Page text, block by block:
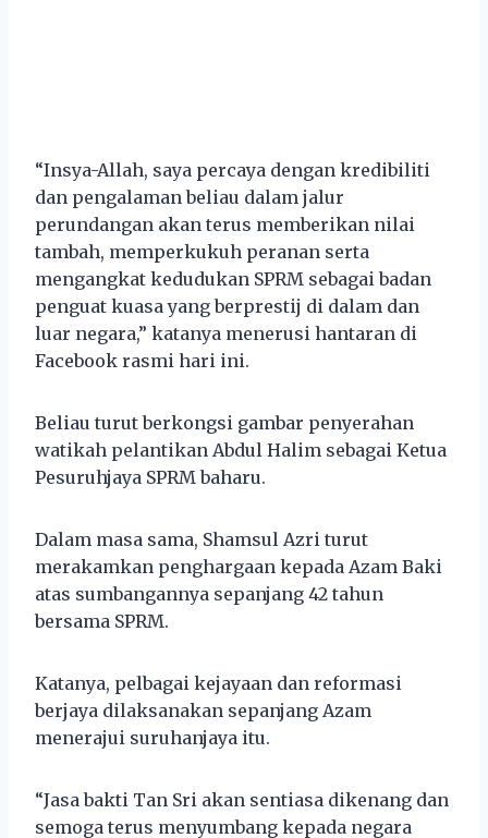
“Insya-Allah, saya percaya dengan kredibiliti
dan pengalaman beliau dalam jalur
perundangan akan terus memberikan nilai
tambah, memperkukuh peranan serta
mengangkat kedudukan SPRM sebagai badan
penguat kuasa yang berprestij di dalam dan
luar negara,” katanya menerusi hantaran di
Facebook rasmi hari ini.
Beliau turut berkongsi gambar penyerahan
watikah pelantikan Abdul Halim sebagai Ketua
Pesuruhjaya SPRM baharu.
Dalam masa sama, Shamsul Azri turut
merakamkan penghargaan kepada Azam Baki
atas sumbangannya sepanjang 42 tahun
bersama SPRM.
Katanya, pelbagai kejayaan dan reformasi
berjaya dilaksanakan sepanjang Azam
menerajui suruhanjaya itu.
“Jasa bakti Tan Sri akan sentiasa dikenang dan
semoga terus menyumbang kepada negara